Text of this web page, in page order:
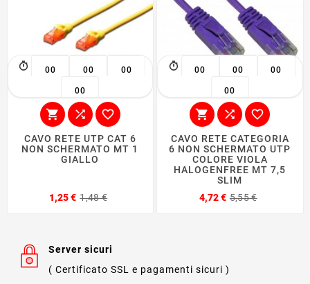
00 00 00
00
  
CAVO RETE UTP CAT 6
NON SCHERMATO MT 1
GIALLO
1,25 € 1,48 €
00 00 00
00
  
CAVO RETE CATEGORIA
6 NON SCHERMATO UTP
COLORE VIOLA
HALOGENFREE MT 7,5
SLIM
4,72 € 5,55 €
Server sicuri
( Certificato SSL e pagamenti sicuri )